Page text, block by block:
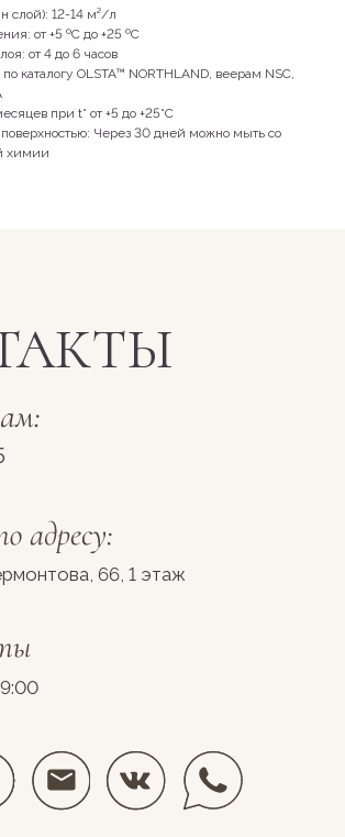
слой): 12-14 м²/л
от +5 ºС до +25 ºС
от 4 до 6 часов
каталогу OLSTA™ NORTHLAND, веерам NSC,
при t° от +5 до +25°С
Через 30 дней можно мыть со
химии